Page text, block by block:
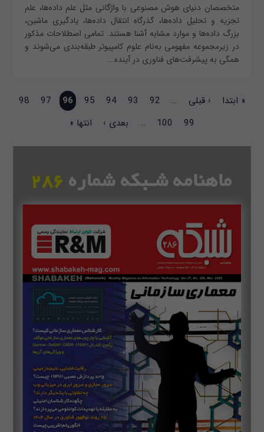
متخصصان دنیای هوش مصنوعی با واژگانی مثل علم داده‌ها، علم
تجزیه‌ و تحلیل داده‌ها، گذرگاه انتقال داده‌ها، یادگیری ماشین،
بزرگ داده‌ها و موارد مشابه آشنا هستند. تمامی اصطلاحات مذکور
در زیرمجموعه مفهومی به‌نام علوم کامپیوتر طبقه‌بندی می‌شوند و
همگی به پیشرفت‌های فناوری در آینده...
صفحه‌ها
« ابتدا ‹ قبلی …
92
93
94
95
96
97
98
99
100
… بعدی › انتها »